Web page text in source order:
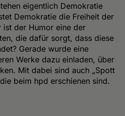
eigentlich Demokratie
Demokratie die Freiheit der
ist der Humor eine der
die dafür sorgt, dass diese
Gerade wurde eine
Werke dazu einladen, über
Mit dabei sind auch „Spott
beim hpd erschienen sind.